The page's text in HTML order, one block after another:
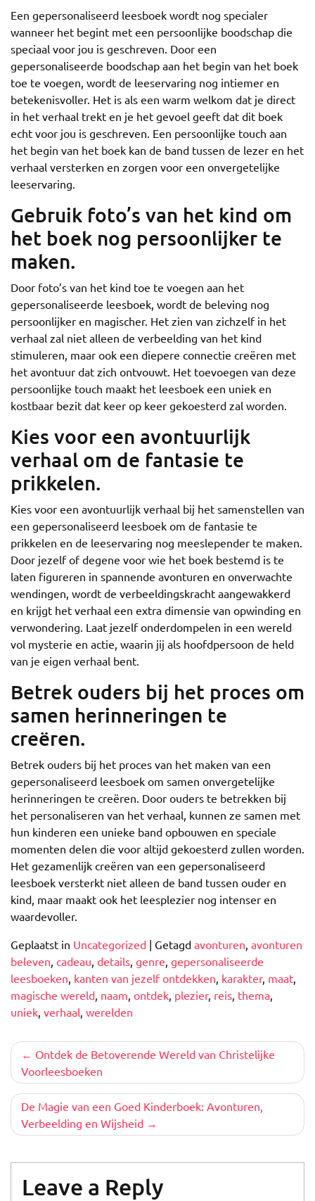
Een gepersonaliseerd leesboek wordt nog specialer
wanneer het begint met een persoonlijke boodschap die
speciaal voor jou is geschreven. Door een
gepersonaliseerde boodschap aan het begin van het boek
toe te voegen, wordt de leeservaring nog intiemer en
betekenisvoller. Het is als een warm welkom dat je direct
in het verhaal trekt en je het gevoel geeft dat dit boek
echt voor jou is geschreven. Een persoonlijke touch aan
het begin van het boek kan de band tussen de lezer en het
verhaal versterken en zorgen voor een onvergetelijke
leeservaring.
Gebruik foto’s van het kind om
het boek nog persoonlijker te
maken.
Door foto’s van het kind toe te voegen aan het
gepersonaliseerde leesboek, wordt de beleving nog
persoonlijker en magischer. Het zien van zichzelf in het
verhaal zal niet alleen de verbeelding van het kind
stimuleren, maar ook een diepere connectie creëren met
het avontuur dat zich ontvouwt. Het toevoegen van deze
persoonlijke touch maakt het leesboek een uniek en
kostbaar bezit dat keer op keer gekoesterd zal worden.
Kies voor een avontuurlijk
verhaal om de fantasie te
prikkelen.
Kies voor een avontuurlijk verhaal bij het samenstellen van
een gepersonaliseerd leesboek om de fantasie te
prikkelen en de leeservaring nog meeslepender te maken.
Door jezelf of degene voor wie het boek bestemd is te
laten figureren in spannende avonturen en onverwachte
wendingen, wordt de verbeeldingskracht aangewakkerd
en krijgt het verhaal een extra dimensie van opwinding en
verwondering. Laat jezelf onderdompelen in een wereld
vol mysterie en actie, waarin jij als hoofdpersoon de held
van je eigen verhaal bent.
Betrek ouders bij het proces om
samen herinneringen te
creëren.
Betrek ouders bij het proces van het maken van een
gepersonaliseerd leesboek om samen onvergetelijke
herinneringen te creëren. Door ouders te betrekken bij
het personaliseren van het verhaal, kunnen ze samen met
hun kinderen een unieke band opbouwen en speciale
momenten delen die voor altijd gekoesterd zullen worden.
Het gezamenlijk creëren van een gepersonaliseerd
leesboek versterkt niet alleen de band tussen ouder en
kind, maar maakt ook het leesplezier nog intenser en
waardevoller.
Geplaatst in Uncategorized | Getagd avonturen, avonturen
beleven, cadeau, details, genre, gepersonaliseerde
leesboeken, kanten van jezelf ontdekken, karakter, maat,
magische wereld, naam, ontdek, plezier, reis, thema,
uniek, verhaal, werelden
Berichtnavigatie
Ontdek de Betoverende Wereld van Christelijke
Voorleesboeken
De Magie van een Goed Kinderboek: Avonturen,
Verbeelding en Wijsheid
Leave a Reply